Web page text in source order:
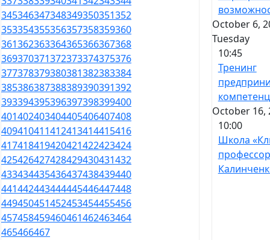
345346347348349350351352
353354355356357358359360
361362363364365366367368
369370371372373374375376
377378379380381382383384
385386387388389390391392
393394395396397398399400
401402403404405406407408
409410411412413414415416
417418419420421422423424
425426427428429430431432
433434435436437438439440
441442443444445446447448
449450451452453454455456
457458459460461462463464
465466467
October 6,
Tuesday
10:45
Тренинг
October 16,
10:00
Школа